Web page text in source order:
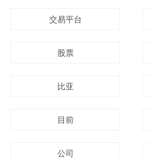
交易平台
股票
比亚
目前
公司